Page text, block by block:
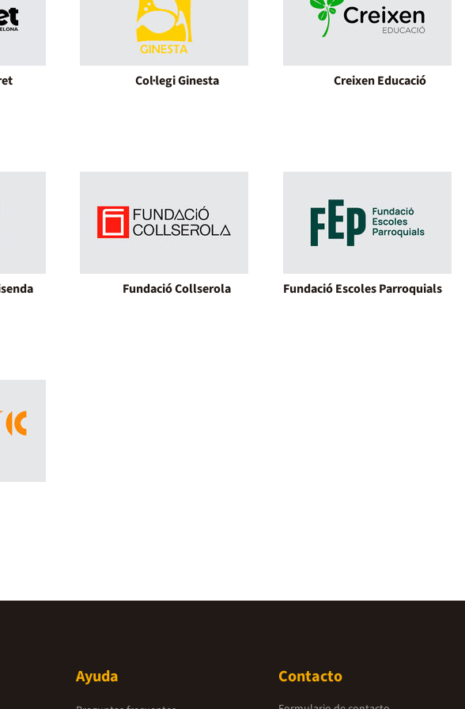
Col·legi Ginesta Creixen Educació
Fundació Collserola Fundació Escoles Parroquials
Ayuda Contacto